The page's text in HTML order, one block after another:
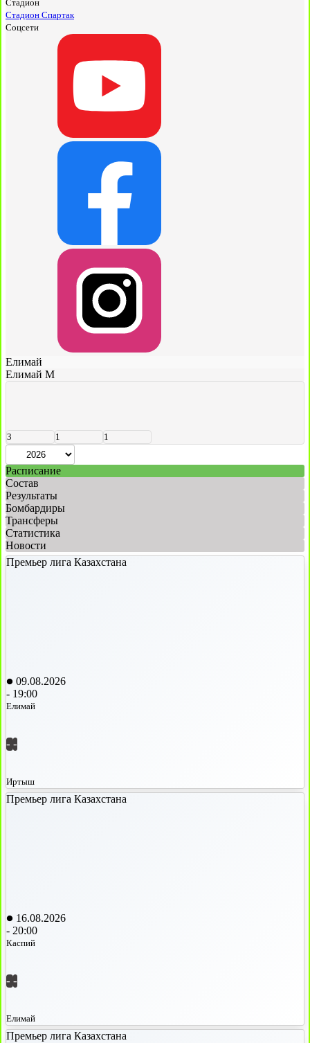
Стадион
Стадион Спартак
Соцсети
Елимай
Елимай М
3 1 1
Расписание
Состав
Результаты
Бомбардиры
Трансферы
Статистика
Новости
Премьер лига Казахстана
09.08.2026
- 19:00
Елимай
- -
Иртыш
Премьер лига Казахстана
16.08.2026
- 20:00
Каспий
- -
Елимай
Премьер лига Казахстана